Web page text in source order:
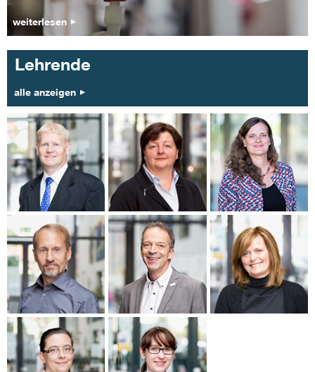
weiterlesen
Lehrende
alle anzeigen